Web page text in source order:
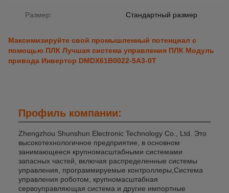
Размер: Стандартный размер
Максимизируйте свой промышленный потенциал с
помощью ПЛК Лучшая система управления ПЛК Модуль
привода Инвертор DMDX61B0022-5A3-0T
Профиль компании:
Zhengzhou Shunshun Electronic Technology Co., Ltd. Это
высокотехнологичное предприятие, в основном
занимающееся крупномасштабными системами
запасных частей, включая распределенные системы
управления, программируемые контроллеры,Система
управления роботом, крупномасштабная
сервоуправляющая система и другие импортные